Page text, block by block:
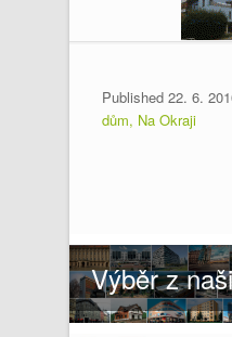
Published 22. 6.
dům, Na Okraji
Výběr z